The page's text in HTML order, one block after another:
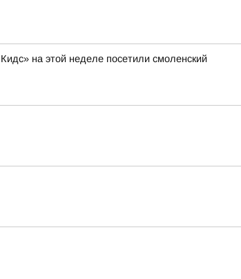
на этой неделе посетили смоленский